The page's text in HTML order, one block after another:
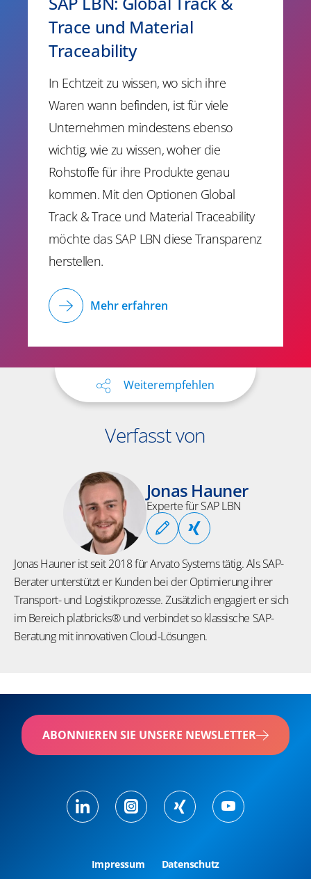
Trace und Material
Traceability
In Echtzeit zu wissen, wo sich ihre
Waren wann befinden, ist für viele
Unternehmen mindestens ebenso
wichtig, wie zu wissen, woher die
Rohstoffe für ihre Produkte genau
kommen. Mit den Optionen Global
Track & Trace und Material Traceability
möchte das SAP LBN diese Transparenz
herstellen.
Mehr erfahren
Weiterempfehlen
Verfasst von
Jonas Hauner
Experte für SAP LBN
Jonas Hauner ist seit 2018 für Arvato Systems tätig. Als SAP-
Berater unterstützt er Kunden bei der Optimierung ihrer
Transport- und Logistikprozesse. Zusätzlich engagiert er sich
im Bereich platbricks® und verbindet so klassische SAP-
Beratung mit innovativen Cloud-Lösungen.
ABONNIEREN SIE UNSERE NEWSLETTER
Impressum Datenschutz